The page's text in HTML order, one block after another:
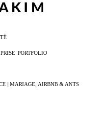
PORTFOLIO
| MARIAGE, AIRBNB & ANTS